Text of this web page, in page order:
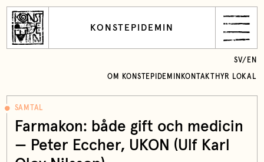
KONSTEPIDEMIN
OM KONSTEPIDEMIN KONTAKT HYR LOKAL
SV/ EN
SAMTAL
Farmakon: både gift och medicin
— Peter Eccher, UKON (Ulf Karl